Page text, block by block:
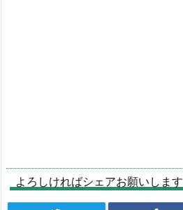
よろしければシェアお願いします